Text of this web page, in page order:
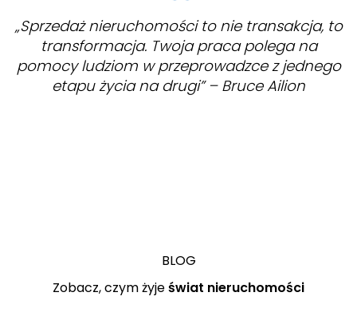
„Sprzedaż nieruchomości to nie transakcja, to
transformacja. Twoja praca polega na
pomocy ludziom w przeprowadzce z jednego
etapu życia na drugi” – Bruce Ailion
BLOG
Zobacz, czym żyjeświat nieruchomości